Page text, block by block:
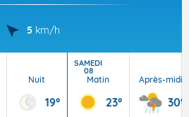
5 km/h
Nuit
19°
SAMEDI
08
Matin
23°
Après-midi
30°